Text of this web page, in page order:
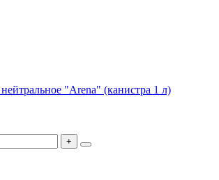
"Arena" (канистра 1 л)